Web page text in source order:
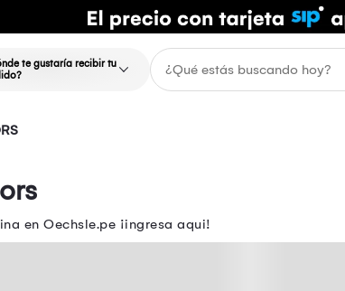
te gustaría recibir tu
en Oechsle.pe ¡ingresa aqui!